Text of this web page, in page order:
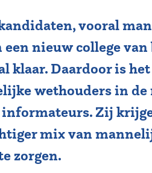
vooral
nieuw college van
klaar. Daardoor is
wethouders in de
Zij
mix van
zorgen.